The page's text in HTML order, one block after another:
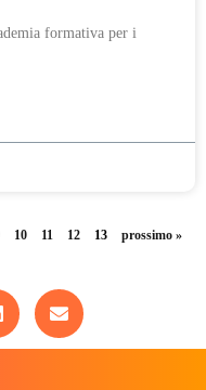
formativa per i
10 11 12 13 prossimo »